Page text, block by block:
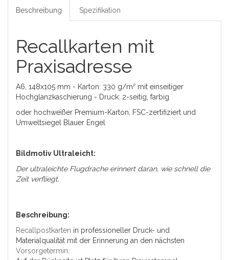
Beschreibung Spezifikation
Recallkarten mit
Praxisadresse
A6, 148x105 mm - Karton: 330 g/m² mit einseitiger
Hochglanzkaschierung - Druck: 2-seitig, farbig
oder hochweißer Premium-Karton, FSC-zertifiziert und
Umweltsiegel Blauer Engel
Bildmotiv Ultraleicht:
Der ultraleichte Flugdrache erinnert daran, wie schnell die
Zeit verfliegt.
Beschreibung:
Recallpostkarten in professioneller Druck- und
Materialqualität mit der Erinnerung an den nächsten
Vorsorgetermin